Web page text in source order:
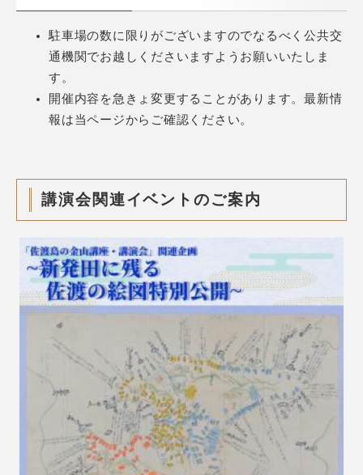
駐車場の数に限りがございますのでなるべく公共交
通機関でお越しくださいますようお願いいたしま
す。
開催内容を急きょ変更することがあります。最新情
報は当ページからご確認ください。
講演会関連イベントのご案内